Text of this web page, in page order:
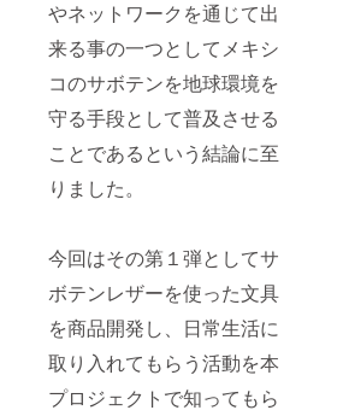
やネットワークを通じて出
来る事の一つとしてメキシ
コのサボテンを地球環境を
守る手段として普及させる
ことであるという結論に至
りました。
今回はその第１弾としてサ
ボテンレザーを使った文具
を商品開発し、日常生活に
取り入れてもらう活動を本
プロジェクトで知ってもら